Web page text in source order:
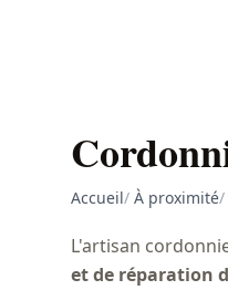
Accueil/ À proximité/
L'artisan
et de réparation